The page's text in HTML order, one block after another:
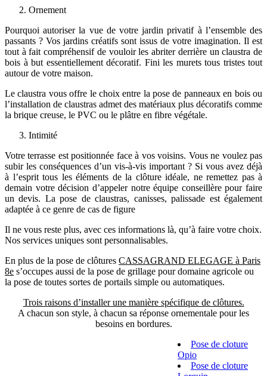
Ornement
Pourquoi autoriser la vue de votre jardin privatif à l’ensemble des
passants ? Vos jardins créatifs sont issus de votre imagination. Il est
tout à fait compréhensif de vouloir les abriter derrière un claustra de
bois à but essentiellement décoratif. Fini les murets tous tristes tout
autour de votre maison.
Le claustra vous offre le choix entre la pose de panneaux en bois ou
l’installation de claustras admet des matériaux plus décoratifs comme
la brique creuse, le PVC ou le plâtre en fibre végétale.
Intimité
Votre terrasse est positionnée face à vos voisins. Vous ne voulez pas
subir les conséquences d’un vis-à-vis important ? Si vous avez déjà
à l’esprit tous les éléments de la clôture idéale, ne remettez pas à
demain votre décision d’appeler notre équipe conseillère pour faire
un devis. La pose de claustras, canisses, palissade est également
adaptée à ce genre de cas de figure
Il ne vous reste plus, avec ces informations là, qu’à faire votre choix.
Nos services uniques sont personnalisables.
En plus de la pose de clôtures CASSAGRAND ELEGAGE à Paris
8e s’occupes aussi de la pose de grillage pour domaine agricole ou
la pose de toutes sortes de portails simple ou automatiques.
Trois raisons d’installer une manière spécifique de clôtures.
A chacun son style, à chacun sa réponse ornementale pour les
besoins en bordures.
Pose de cloture
Opio
Pose de cloture